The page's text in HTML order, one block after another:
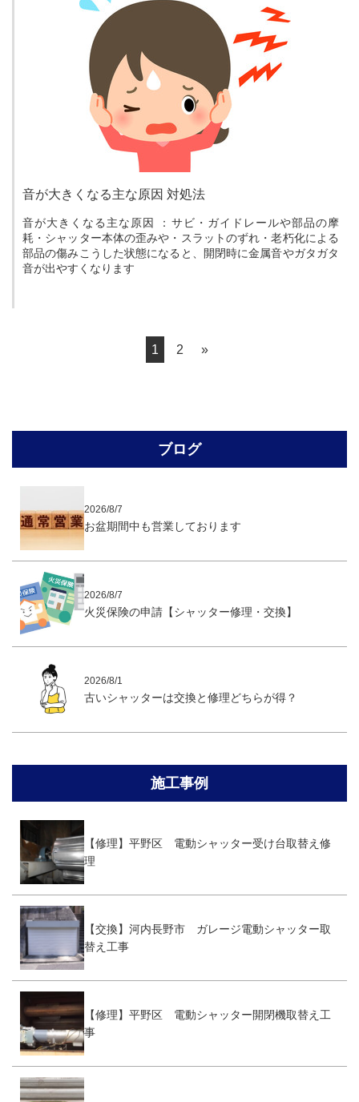
音が大きくなる主な原因 対処法
音が大きくなる主な原因 ：サビ・ガイドレールや部品の摩
耗・シャッター本体の歪みや・スラットのずれ・老朽化による
部品の傷みこうした状態になると、開閉時に金属音やガタガタ
音が出やすくなります
1 2 »
ブログ
2026/8/7
お盆期間中も営業しております
2026/8/7
火災保険の申請【シャッター修理・交換】
2026/8/1
古いシャッターは交換と修理どちらが得？
施工事例
【修理】平野区 電動シャッター受け台取替え修
理
【交換】河内長野市 ガレージ電動シャッター取
替え工事
【修理】平野区 電動シャッター開閉機取替え工
事